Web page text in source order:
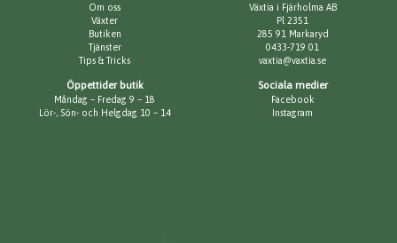
Om oss
Växter
Butiken
Tjänster
Tips & Tricks
Växtia i Fjärholma AB
Pl 2351
285 91 Markaryd
0433-719 01
vaxtia@vaxtia.se
Öppettider butik
Måndag – Fredag 9 – 18
Lör-, Sön- och Helgdag 10 – 14
Sociala medier
Facebook
Instagram